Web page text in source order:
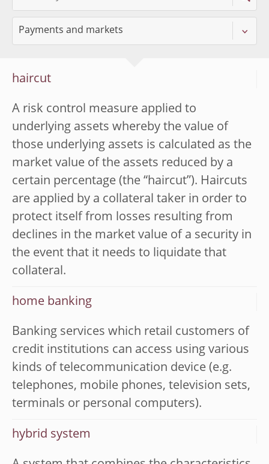
haircut
A risk control measure applied to
underlying assets whereby the value of
those underlying assets is calculated as the
market value of the assets reduced by a
certain percentage (the “haircut”). Haircuts
are applied by a collateral taker in order to
protect itself from losses resulting from
declines in the market value of a security in
the event that it needs to liquidate that
collateral.
home banking
Banking services which retail customers of
credit institutions can access using various
kinds of telecommunication device (e.g.
telephones, mobile phones, television sets,
terminals or personal computers).
hybrid system